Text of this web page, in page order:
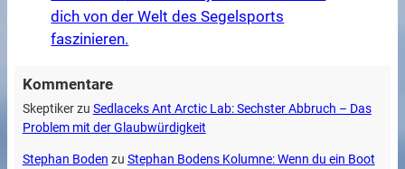
dich von der Welt des Segelsports
faszinieren.
Kommentare
Skeptikerzu Sedlaceks Ant Arctic Lab: Sechster Abbruch – Das
Problem mit der Glaubwürdigkeit
Stephan Boden zu Stephan Bodens Kolumne: Wenn du ein Boot